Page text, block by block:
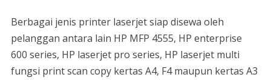
Berbagai jenis printer laserjet siap disewa oleh
pelanggan antara lain HP MFP 4555, HP enterprise
600 series, HP laserjet pro series, HP laserjet multi
fungsi print scan copy kertas A4, F4 maupun kertas A3